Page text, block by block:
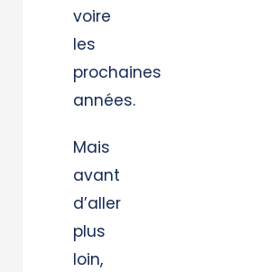
voire
les
prochaines
années.
Mais
avant
d’aller
plus
loin,